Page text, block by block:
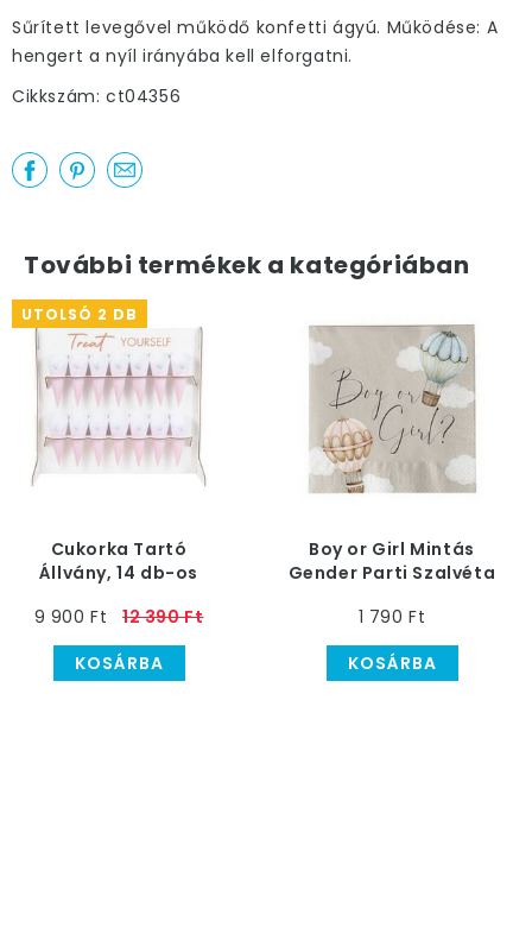
Sűrített levegővel működő konfetti ágyú. Működése: A
hengert a nyíl irányába kell elforgatni.
Cikkszám: ct04356
További termékek a kategóriában
UTOLSÓ 2 DB
Cukorka Tartó
Állvány, 14 db-os
9 900 Ft
12 390 Ft
KOSÁRBA
Boy or Girl Mintás
Gender Parti Szalvéta
db-os
1 790 Ft
KOSÁRBA